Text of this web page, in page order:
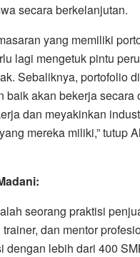
secara berkelanjutan.
yang memiliki
lagi mengetuk pintu
Sebaliknya, portofolio
baik akan bekerja secara
dan meyakinkan
mereka miliki,” tutup
seorang praktisi
dan mentor
dengan lebih dari 400